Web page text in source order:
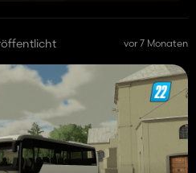
vor 7 Monaten